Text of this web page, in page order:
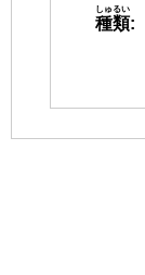
種類
しゅるい
: